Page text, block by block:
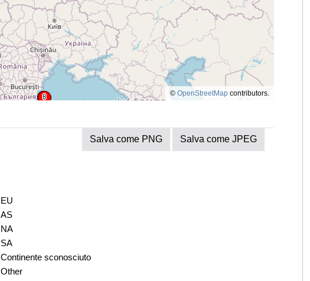
© OpenStreetMap contributors.
Salva come PNG Salva come JPEG
EU
AS
NA
SA
Continente sconosciuto
Other